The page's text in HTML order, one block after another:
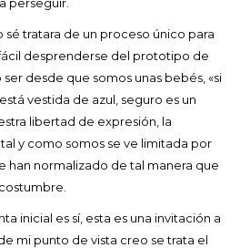
tratara de un proceso único para
desprenderse del prototipo de
desde que somos unas bebés, «si
vestida de azul, seguro es un
libertad de expresión, la
y como somos se ve limitada por
han normalizado de tal manera que
inicial es sí, esta es una invitación a
mi punto de vista creo se trata el